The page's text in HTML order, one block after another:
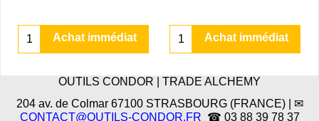
Achat immédiat Achat immédiat
OUTILS CONDOR | TRADE ALCHEMY
204 av. de Colmar 67100 STRASBOURG (FRANCE) | ✉
CONTACT@OUTILS-CONDOR.FR ☎ 03 88 39 78 37